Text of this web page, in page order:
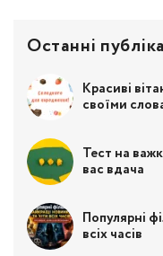
Останні
Красиві
своїми
Тест на
вас вдача
Популярні
всіх часів